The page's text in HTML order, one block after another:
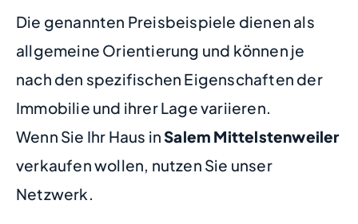
Die genannten Preisbeispiele dienen als
allgemeine Orientierung und können je
nach den spezifischen Eigenschaften der
Immobilie und ihrer Lage variieren.
Wenn Sie Ihr Haus inSalem Mittelstenweiler
verkaufen wollen, nutzen Sie unser
Netzwerk.